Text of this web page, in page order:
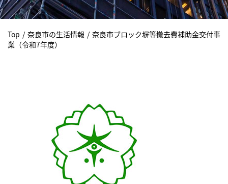
Top / 奈良市の生活情報 / 奈良市ブロック塀等撤去費補助金交付事
業（令和7年度）